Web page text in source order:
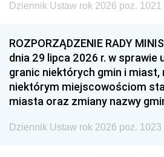
Dziennik Ustaw rok 2026 poz. 1021
ROZPORZĄDZENIE RADY
dnia 29 lipca 2026 r. w sprawie
granic niektórych gmin i miast,
niektórym miejscowościom
miasta oraz zmiany nazwy
Dziennik Ustaw rok 2026 poz. 1023